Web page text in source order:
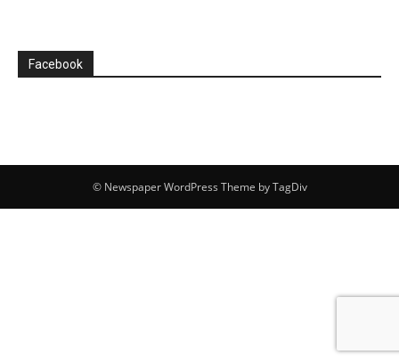
Facebook
© Newspaper WordPress Theme by TagDiv